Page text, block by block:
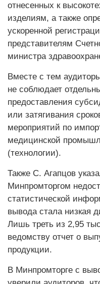
отнесенных к
изделиям, а также
ускоренной
представителям
министра
Вместе с тем
не соблюдает
предоставления
или затягивания
мероприятий по
медицинской
(технологии).
Также С. Агапцов
Минпромторгом
статистической
вывода стала низкая
Лишь треть из 2,95
ведомству отчет о
продукции.
В Минпромторге с